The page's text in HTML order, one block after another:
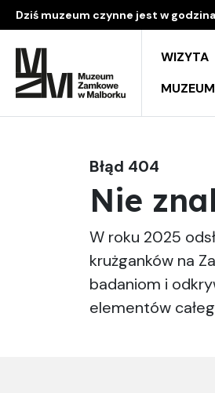
Dziś muzeum czynne jest w
WIZYTA
MUZEUM
Błąd 404
Nie
W roku 2025
krużganków na
badaniom i
elementów